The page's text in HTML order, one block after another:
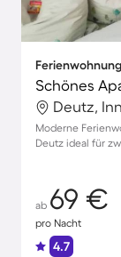
Ferienwohnung
Deutz,
Moderne
Deutz ideal für
ab 69 €
pro Nacht
4.7